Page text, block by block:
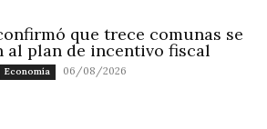
que trece comunas se
al plan de incentivo fiscal
Economía 06/08/2026